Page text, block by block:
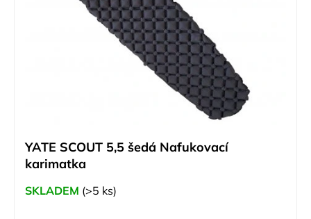
YATE SCOUT 5,5 šedá Nafukovací
karimatka
SKLADEM (>5 ks)